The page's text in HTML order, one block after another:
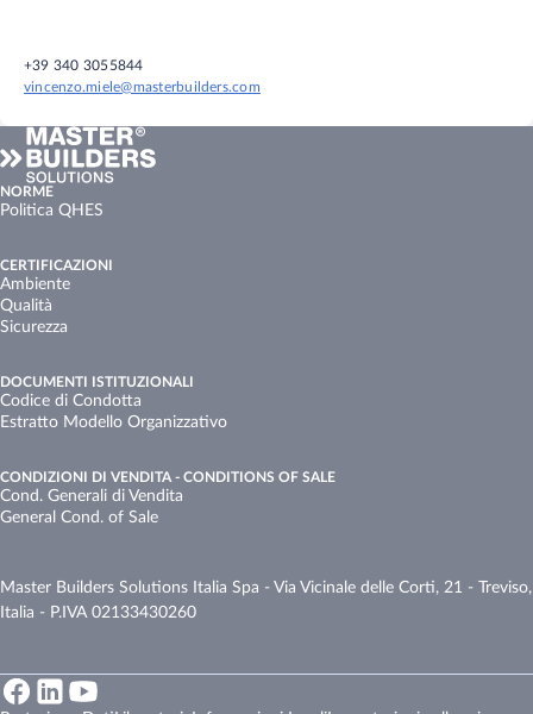
+39 340 3055844
vincenzo.miele@masterbuilders.com
NORME
Politica QHES
CERTIFICAZIONI
Ambiente
Qualità
Sicurezza
DOCUMENTI ISTITUZIONALI
Codice di Condotta
Estratto Modello Organizzativo
CONDIZIONI DI VENDITA - CONDITIONS OF SALE
Cond. Generali di Vendita
General Cond. of Sale​ ​
Master Builders Solutions Italia Spa - Via Vicinale delle Corti, 21 - Treviso,
Italia - P.IVA 02133430260